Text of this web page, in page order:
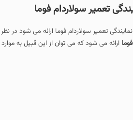
تعمیر سولاردام فوما
تعمیر سولاردام فوما ارائه می شود
ارائه می شود که می توان از این قبیل به موارد